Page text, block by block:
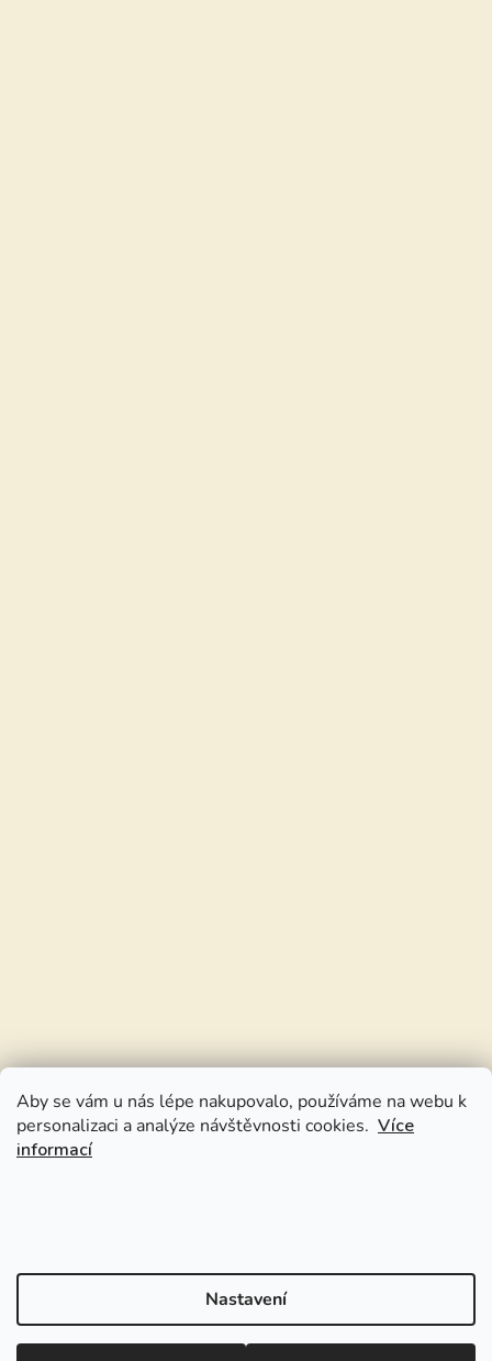
Aby se vám u nás lépe nakupovalo, používáme na webu k
personalizaci a analýze návštěvnosti cookies. Více
informací
Nastavení